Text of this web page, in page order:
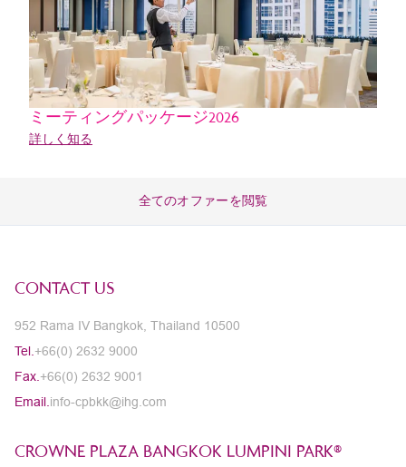
ミーティングパッケージ2026
詳しく知る
全てのオファーを閲覧
CONTACT US
952 Rama IV Bangkok, Thailand 10500
Tel. +66(0) 2632 9000
Fax. +66(0) 2632 9001
Email. info-cpbkk@ihg.com
CROWNE PLAZA BANGKOK LUMPINI PARK®